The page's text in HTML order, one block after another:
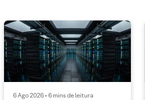
6 Ago 2026 • 6 mins de leitura